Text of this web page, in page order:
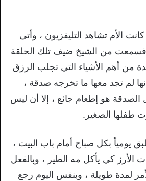
الأم تشاهد التليفزيون ، وأتى
فسمعت من الشيخ ضيف تلك الحلقة
من أهم الأشياء التي تجلب الرزق
لم تجد معها ما تخرجه صدقة ،
هو إطعام جائع ، إلا أن ليس
طفلها الصغير.
يومياً بكل صباح أمام باب البيت ،
كي يأكل مه الطير ، وبالفعل
لمدة طويلة ، وبنفس اليوم رجع